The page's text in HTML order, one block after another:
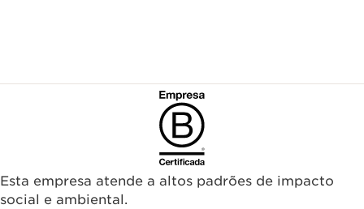
Esta empresa atende a altos padrões de impacto
social e ambiental.